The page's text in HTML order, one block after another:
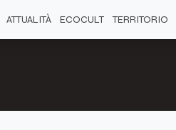
ATTUALITÀ ECOCULT TERRITORIO